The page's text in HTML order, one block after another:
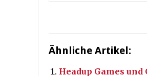
Ähnliche Artikel:
Headup Games und